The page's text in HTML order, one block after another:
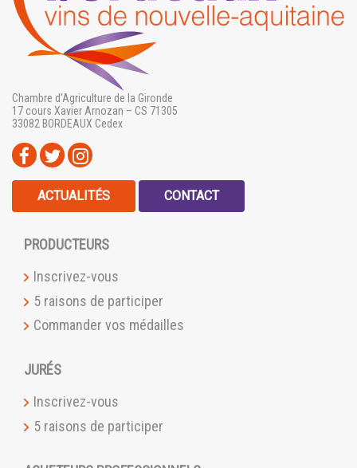
Chambre d’Agriculture de la Gironde
17 cours Xavier Arnozan – CS 71305
33082 BORDEAUX Cedex
ACTUALITÉS CONTACT
PRODUCTEURS
Inscrivez-vous
5 raisons de participer
Commander vos médailles
JURÉS
Inscrivez-vous
5 raisons de participer